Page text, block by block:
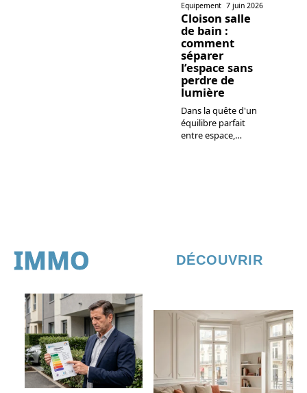
Equipement 7 juin 2026
Cloison salle
de bain :
comment
séparer
l’espace sans
perdre de
lumière
Dans la quête d'un
équilibre parfait
entre espace,…
IMMO DÉCOUVRIR